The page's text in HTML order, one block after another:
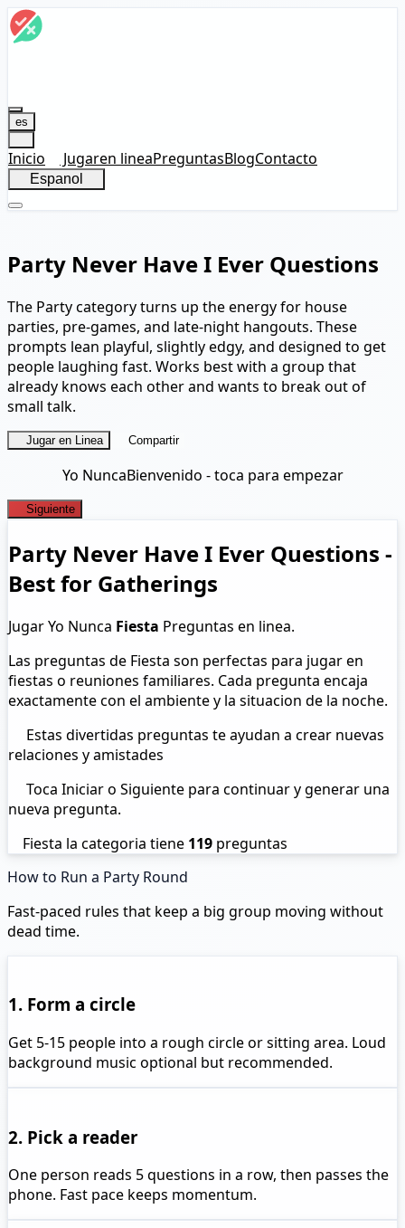
es
Inicio Jugaren lineaPreguntasBlogContacto
Espanol
Party Never Have I Ever Questions
The Party category turns up the energy for house
parties, pre-games, and late-night hangouts. These
prompts lean playful, slightly edgy, and designed to get
people laughing fast. Works best with a group that
already knows each other and wants to break out of
small talk.
Jugar en Linea Compartir
Yo NuncaBienvenido - toca para empezar
Siguiente
Party Never Have I Ever Questions -
Best for Gatherings
Jugar Yo Nunca Fiesta Preguntas en linea.
Las preguntas de Fiesta son perfectas para jugar en
fiestas o reuniones familiares. Cada pregunta encaja
exactamente con el ambiente y la situacion de la noche.
Estas divertidas preguntas te ayudan a crear nuevas
relaciones y amistades
Toca Iniciar o Siguiente para continuar y generar una
nueva pregunta.
Fiesta la categoria tiene 119 preguntas
How to Run a Party Round
Fast-paced rules that keep a big group moving without
dead time.
1. Form a circle
Get 5-15 people into a rough circle or sitting area. Loud
background music optional but recommended.
2. Pick a reader
One person reads 5 questions in a row, then passes the
phone. Fast pace keeps momentum.